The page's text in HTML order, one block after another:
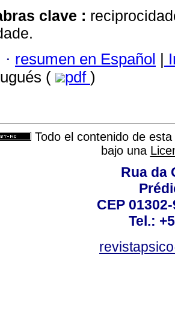
clave :
· resumen en Español |
(
pdf )
Todo el contenido de
bajo una
Rua da
CEP
Tel.: